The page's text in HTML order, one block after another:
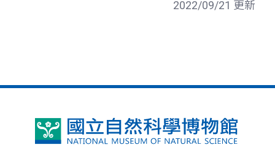
2022/09/21 更新
國